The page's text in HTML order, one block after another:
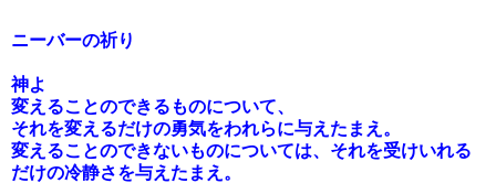
ニーバーの祈り
神よ
変えることのできるものについて、
それを変えるだけの勇気をわれらに与えたまえ。
変えることのできないものについては、それを受けいれる
だけの冷静さを与えたまえ。